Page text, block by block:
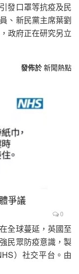
發口罩等抗疫及民
、新民黨主席葉劉
政府正在研究另立
發佈於 新聞熱點
爭議
0
全球蔓延，英國至
民眾防疫意識，製
）社交平台。由